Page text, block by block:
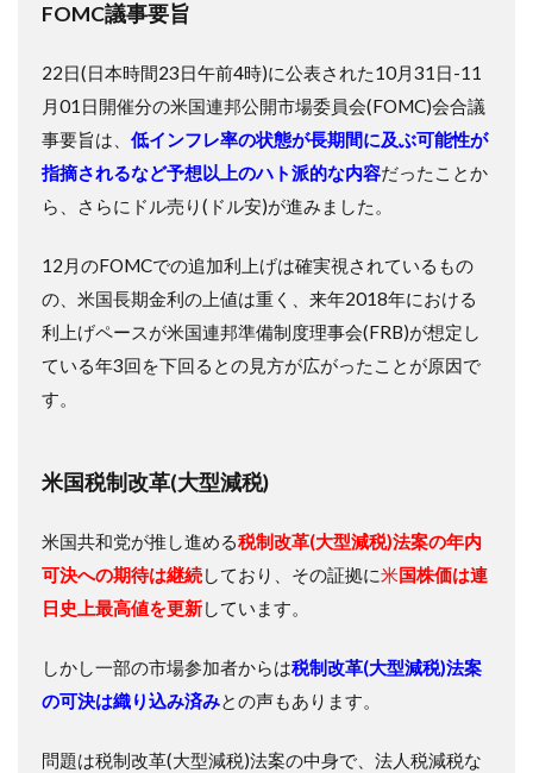
FOMC議事要旨
22日(日本時間23日午前4時)に公表された10月31日-11
月01日開催分の米国連邦公開市場委員会(FOMC)会合議
事要旨は、 低インフレ率の状態が長期間に及ぶ可能性が
指摘されるなど予想以上のハト派的な内容だったことか
ら、さらにドル売り(ドル安)が進みました。
12月のFOMCでの追加利上げは確実視されているもの
の、米国長期金利の上値は重く、来年2018年における
利上げペースが米国連邦準備制度理事会(FRB)が想定し
ている年3回を下回るとの見方が広がったことが原因で
す。
米国税制改革(大型減税)
米国共和党が推し進める税制改革(大型減税)法案の年内
可決への期待は継続しており、その証拠に米国株価は連
日史上最高値を更新しています。
しかし一部の市場参加者からは税制改革(大型減税)法案
の可決は織り込み済みとの声もあります。
問題は税制改革(大型減税)法案の中身で、法人税減税な